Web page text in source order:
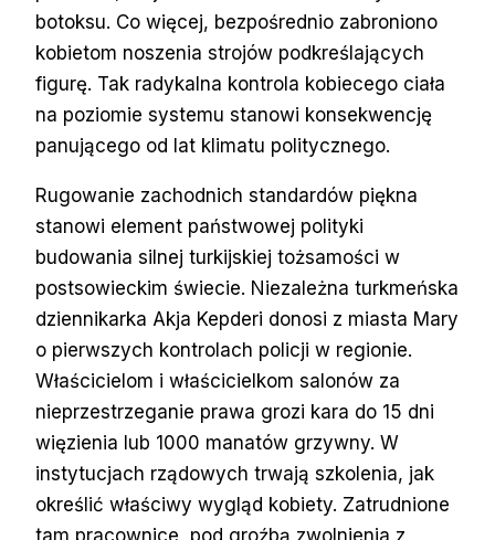
botoksu. Co więcej, bezpośrednio zabroniono
kobietom noszenia strojów podkreślających
figurę. Tak radykalna kontrola kobiecego ciała
na poziomie systemu stanowi konsekwencję
panującego od lat klimatu politycznego.
Rugowanie zachodnich standardów piękna
stanowi element państwowej polityki
budowania silnej turkijskiej tożsamości w
postsowieckim świecie. Niezależna turkmeńska
dziennikarka Akja Kepderi donosi z miasta Mary
o pierwszych kontrolach policji w regionie.
Właścicielom i właścicielkom salonów za
nieprzestrzeganie prawa grozi kara do 15 dni
więzienia lub 1000 manatów grzywny. W
instytucjach rządowych trwają szkolenia, jak
określić właściwy wygląd kobiety. Zatrudnione